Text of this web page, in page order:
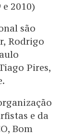
2010)
são
Rodrigo
Pires,
e da
Bom